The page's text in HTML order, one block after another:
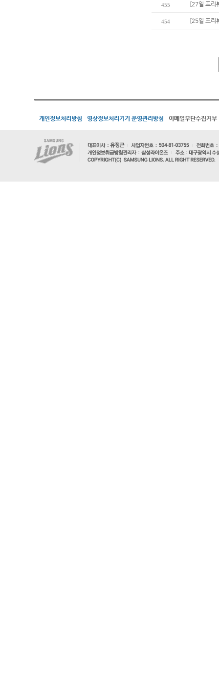
455 [27일 프리
454 [25일 프리
개인정보처리방침 영상정보처리기기 운영관리방침 이메일무단수집거부